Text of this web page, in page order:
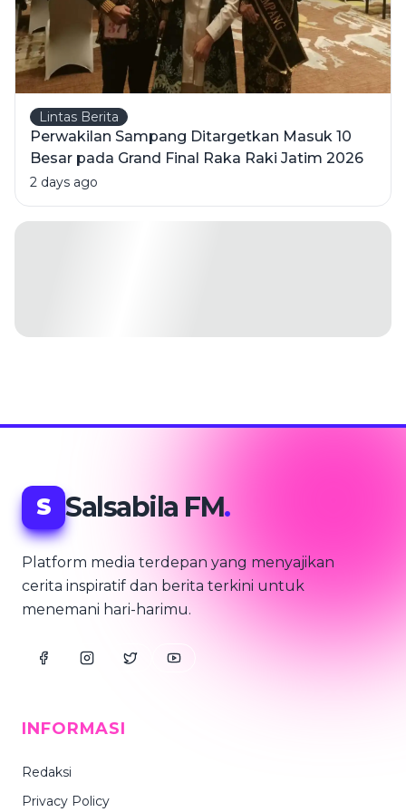
Lintas Berita
Perwakilan Sampang Ditargetkan Masuk 10
Besar pada Grand Final Raka Raki Jatim 2026
2 days ago
S Salsabila FM.
Platform media terdepan yang menyajikan
cerita inspiratif dan berita terkini untuk
menemani hari-harimu.
INFORMASI
Redaksi
Privacy Policy